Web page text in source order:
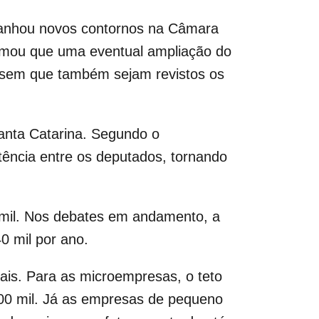
novos contornos na Câmara
que uma eventual ampliação do
que também sejam revistos os
Catarina. Segundo o
entre os deputados, tornando
Nos debates em andamento, a
mil por ano.
Para as microempresas, o teto
mil. Já as empresas de pequeno